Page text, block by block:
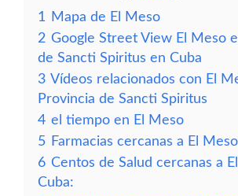
1
Mapa de El Meso
2 Google Street View El Meso
de Sancti Spiritus en Cuba
3 Vídeos relacionados con El
Provincia de Sancti Spiritus
4 el tiempo en El Meso
5 Farmacias cercanas a El
6 Centos de Salud cercanas a
Cuba: